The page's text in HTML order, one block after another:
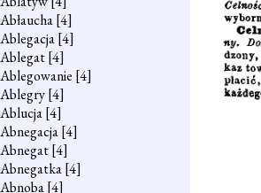
Abłaucha[4]
Ablegacja[4]
Ablegat[4]
Ablegowanie [4]
Ablegry[4]
Ablucja[4]
Abnegacja[4]
Abnegat[4]
Abnegatka[4]
Abnoba[4]